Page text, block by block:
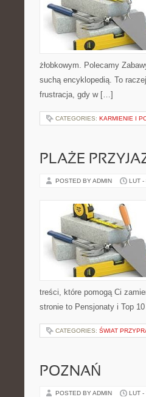
żłobkowym. Polecamy
suchą encyklopedią. To
frustracja, gdy w […]
CATEGORIES: KARMIENIE I
PLAŻE
POSTED BY ADMIN LUT -
treści, które pomogą Ci
stronie to Pensjonaty i Top
CATEGORIES: ŚWIAT
POZNAŃ
POSTED BY ADMIN LUT -